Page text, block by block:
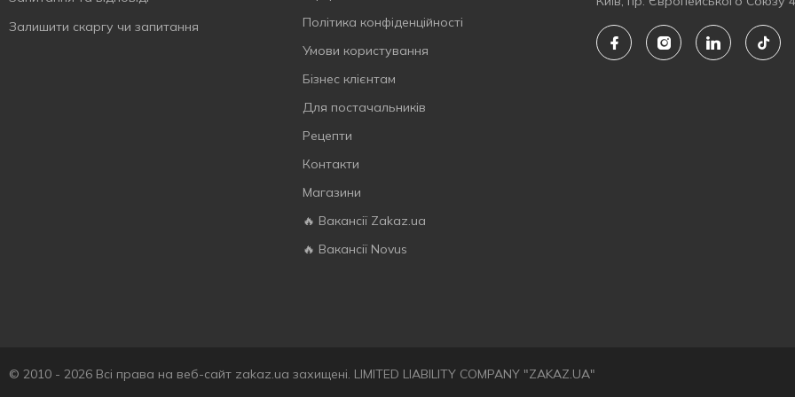
5750 мл
Залишити скаргу чи запитання
Політика конфіденційності
Умови користування
Бізнес клієнтам
Для постачальників
Рецепти
Контакти
Магазини
🔥 Вакансії Zakaz.ua
🔥 Вакансії Novus
© 2010 - 2026 Всі права на веб-сайт zakaz.ua захищені. LIMITED LIABILITY COMPANY "ZAKAZ.UA"